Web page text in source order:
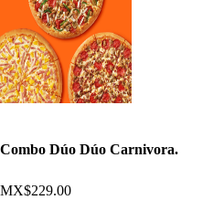
Combo Dúo Dúo Carnivora.
MX$229.00